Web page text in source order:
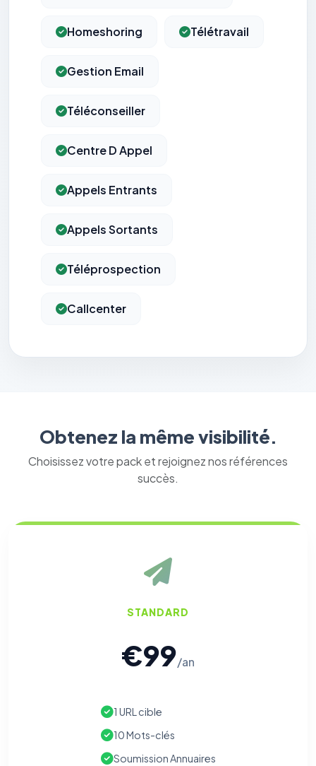
Homeshoring Télétravail
Gestion Email
Téléconseiller
Centre D Appel
Appels Entrants
Appels Sortants
Téléprospection
Callcenter
Obtenez la même visibilité.
Choisissez votre pack et rejoignez nos références
succès.
STANDARD
€99/an
1 URL cible
10 Mots-clés
Soumission Annuaires